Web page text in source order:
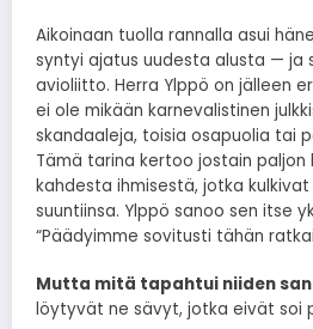
Aikoinaan tuolla rannalla asui
syntyi ajatus uudesta alusta — ja
avioliitto. Herra Ylppö on jälleen
ei ole mikään karnevalistinen
skandaaleja, toisia osapuolia tai
Tämä tarina kertoo jostain
kahdesta ihmisestä, jotka
suuntiinsa. Ylppö sanoo sen itse
“Päädyimme sovitusti tähän
Mutta mitä tapahtui niiden
löytyvät ne sävyt, jotka eivät soi